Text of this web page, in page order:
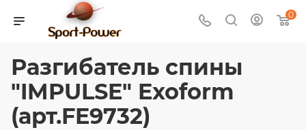
0
Разгибатель спины
"IMPULSE" Exoform
(арт.FE9732)